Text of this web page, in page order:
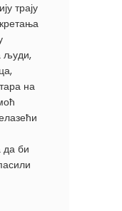
трају
људи,
на
да би